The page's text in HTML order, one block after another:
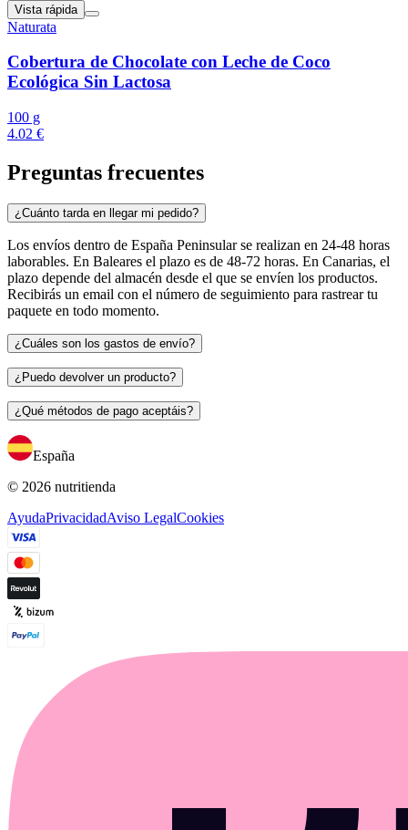
Vista rápida
Naturata
Cobertura de Chocolate con Leche de Coco
Ecológica Sin Lactosa
100 g
4.02 €
Preguntas frecuentes
¿Cuánto tarda en llegar mi pedido?
Los envíos dentro de España Peninsular se realizan en 24-48 horas
laborables. En Baleares el plazo es de 48-72 horas. En Canarias, el
plazo depende del almacén desde el que se envíen los productos.
Recibirás un email con el número de seguimiento para rastrear tu
paquete en todo momento.
¿Cuáles son los gastos de envío?
¿Puedo devolver un producto?
¿Qué métodos de pago aceptáis?
España
© 2026 nutritienda
AyudaPrivacidadAviso LegalCookies